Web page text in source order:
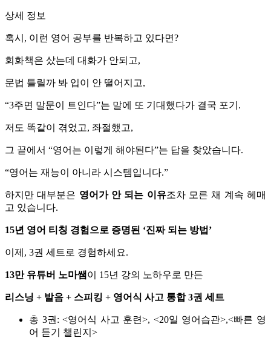
상세 정보
혹시, 이런 영어 공부를 반복하고 있다면?
회화책은 샀는데 대화가 안되고,
문법 틀릴까 봐 입이 안 떨어지고,
“3주면 말문이 트인다”는 말에 또 기대했다가 결국 포기.
저도 똑같이 겪었고, 좌절했고,
그 끝에서 “영어는 이렇게 해야된다”는 답을 찾았습니다.
“영어는 재능이 아니라 시스템입니다.”
하지만 대부분은 영어가 안 되는 이유조차 모른 채 계속 헤매
고 있습니다.
15년 영어 티칭 경험으로 증명된 ‘진짜 되는 방법’
이제, 3권 세트로 경험하세요.
13만 유튜버 노마쌤이 15년 강의 노하우로 만든
리스닝 + 발음 + 스피킹 + 영어식 사고 통합 3권 세트
총 3권: <영어식 사고 훈련>, <20일 영어습관>,<빠른 영
어 듣기 챌린지>